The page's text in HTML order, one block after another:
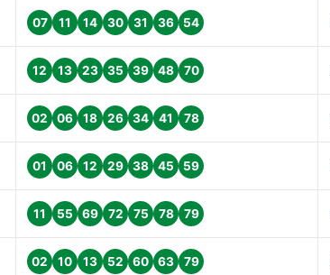
07 11 14 30 31 36 54
12 13 23 35 39 48 70
02 06 18 26 34 41 78
01 06 12 29 38 45 59
11 55 69 72 75 78 79
02 10 13 52 60 63 79